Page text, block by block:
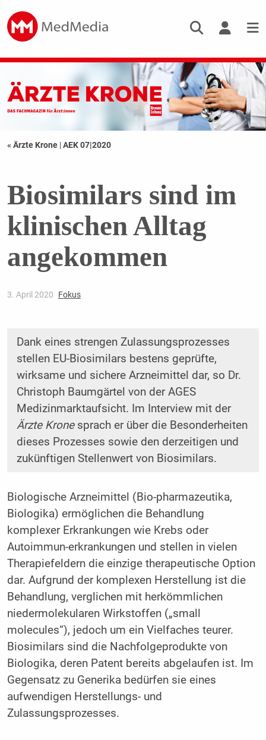
« Ärzte Krone |AEK 07|2020
Biosimilars sind im
klinischen Alltag
angekommen
3. April 2020 Fokus
Dank eines strengen Zulassungsprozesses
stellen EU-Biosimilars bestens geprüfte,
wirksame und sichere Arzneimittel dar, so Dr.
Christoph Baumgärtel von der AGES
Medizinmarktaufsicht. Im Interview mit der
Ärzte Krone sprach er über die Besonderheiten
dieses Prozesses sowie den derzeitigen und
zukünftigen Stellenwert von Biosimilars.
Biologische Arzneimittel (Bio-pharmazeutika,
Biologika) ermöglichen die Behandlung
komplexer Erkrankungen wie Krebs oder
Autoimmun-erkrankungen und stellen in vielen
Therapiefeldern die einzige therapeutische Option
dar. Aufgrund der komplexen Herstellung ist die
Behandlung, verglichen mit herkömmlichen
niedermolekularen Wirkstoffen („small
molecules“), jedoch um ein Vielfaches teurer.
Biosimilars sind die Nachfolgeprodukte von
Biologika, deren Patent bereits abgelaufen ist. Im
Gegensatz zu Generika bedürfen sie eines
aufwendigen Herstellungs- und
Zulassungsprozesses.